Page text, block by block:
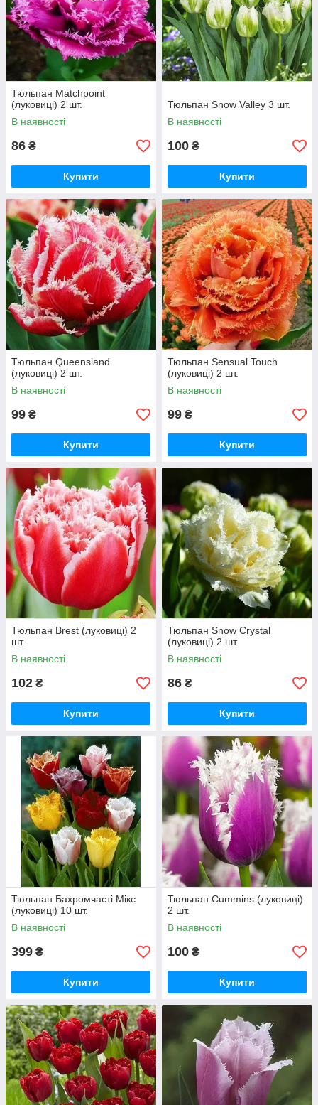
Тюльпан Matchpoint
(луковиці) 2 шт.
В наявності
86 ₴
Купити
Тюльпан Snow Valley 3 шт.
В наявності
100 ₴
Купити
Тюльпан Queensland
(луковиці) 2 шт.
В наявності
99 ₴
Купити
Тюльпан Sensual Touch
(луковиці) 2 шт.
В наявності
99 ₴
Купити
Тюльпан Brest (луковиці) 2
шт.
В наявності
102 ₴
Купити
Тюльпан Snow Crystal
(луковиці) 2 шт.
В наявності
86 ₴
Купити
Тюльпан Бахромчасті Мікс
(луковиці) 10 шт.
В наявності
399 ₴
Купити
Тюльпан Сummins (луковиці)
2 шт.
В наявності
100 ₴
Купити